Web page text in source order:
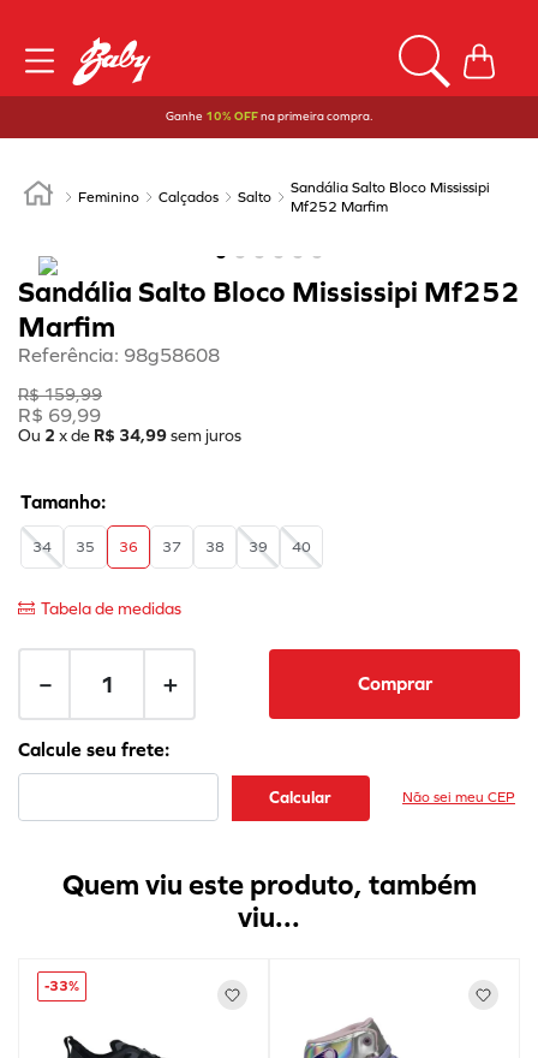
Ganhe 10% OFFna primeira compra.
Feminino Calçados Salto
Sandália Salto Bloco Mississipi
Mf252 Marfim
Sandália Salto Bloco Mississipi Mf252
Marfim
Referência: 98g58608
R$159,99
R$ 69,99
Ou 2 x de R$ 34,99sem juros
34 35 36 37 38 39 40
Tabela de medidas
＋
－ Comprar
Não sei meu CEP
Quem viu este produto, também
viu...
-33%